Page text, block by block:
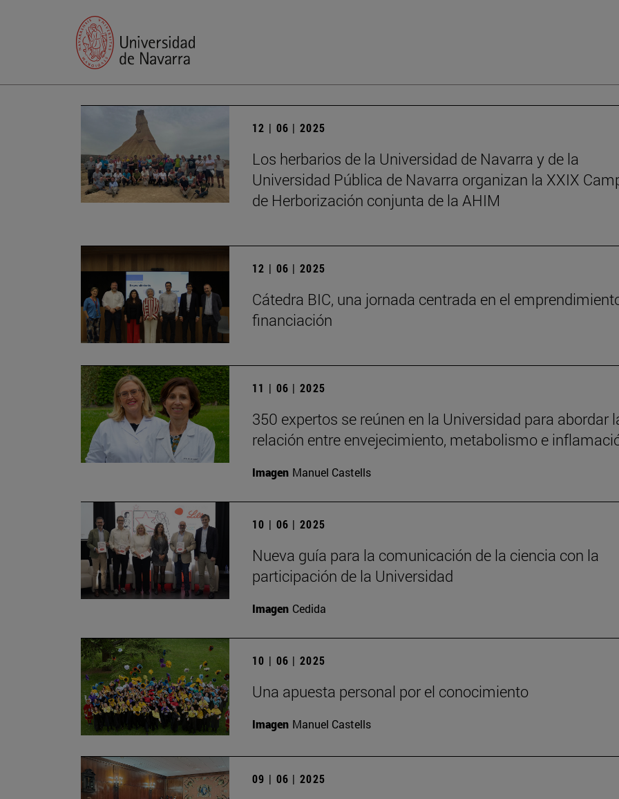
12 | 06 | 2025
Los herbarios de la Universidad de Navarra y de la
Universidad Pública de Navarra organizan la XXIX
de Herborización conjunta de la AHIM
12 | 06 | 2025
Cátedra BIC, una jornada centrada en el
financiación
11 | 06 | 2025
350 expertos se reúnen en la Universidad para abordar
relación entre envejecimiento, metabolismo e
Imagen Manuel Castells
10 | 06 | 2025
Nueva guía para la comunicación de la ciencia con la
participación de la Universidad
Imagen Cedida
10 | 06 | 2025
Una apuesta personal por el conocimiento
Imagen Manuel Castells
09 | 06 | 2025